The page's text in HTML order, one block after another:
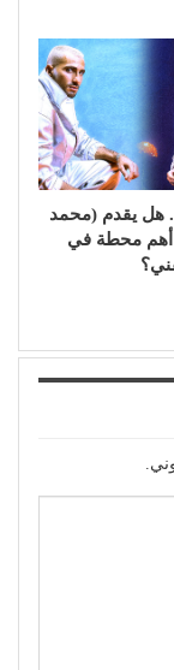
هل يقدم (محمد
أهم محطة في